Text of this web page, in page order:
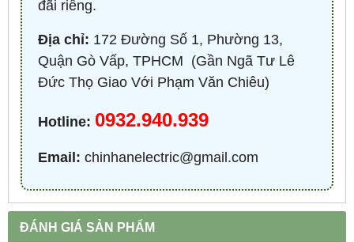
đãi riêng.
Địa chỉ: 172 Đường Số 1, Phường 13,
Quận Gò Vấp, TPHCM ​ (Gần Ngã Tư Lê
Đức Thọ Giao Với Phạm Văn Chiêu)
Hotline: 0932.940.939
Email: chinhanelectric@gmail.com
ĐÁNH GIÁ SẢN PHẨM